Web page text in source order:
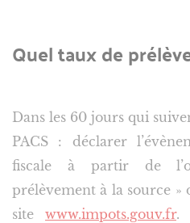
Quel taux de
Dans les 60 jours qui
PACS : déclarer
fiscale à partir de
prélèvement à la source »
site www.impots.gouv.fr.